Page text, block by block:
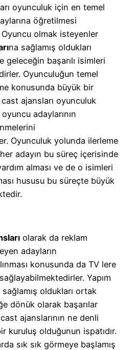
oyunculuk için en temel
öğretilmesi
olmak isteyenler
na sağlamış oldukları
geleceğin başarılı isimleri
Oyunculuğun temel
konusunda büyük bir
ajansları oyunculuk
adaylarının
Oyunculuk yolunda ilerleme
adayın bu süreç içerisinde
alması ve de o isimleri
hususu bu süreçte büyük
olarak da reklam
adayların
konusunda da TV lere
Yapım
oldukları ortak
dönük olarak başarılar
ajanslarının ne denli
kuruluş olduğunun ispatıdır.
sık sık görmeye başlamış